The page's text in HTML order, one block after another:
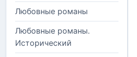
Любовные романы
Любовные романы.
Исторический